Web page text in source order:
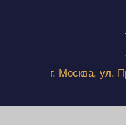
г. Москва, ул.